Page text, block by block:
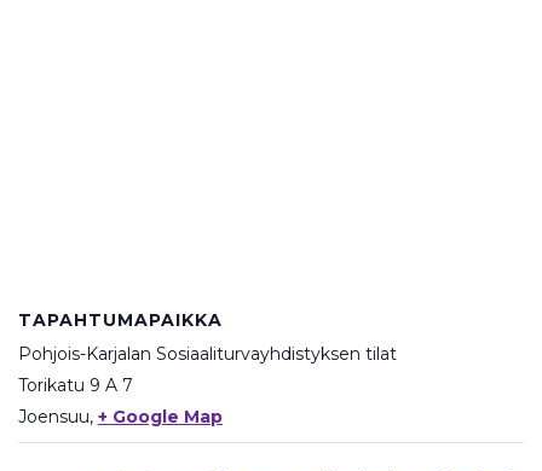
TAPAHTUMAPAIKKA
Pohjois-Karjalan Sosiaaliturvayhdistyksen tilat
Torikatu 9 A 7
Joensuu, + Google Map